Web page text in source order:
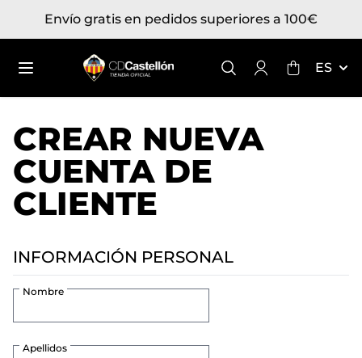
Envío gratis en pedidos superiores a 100€
Toggle
ES
CREAR NUEVA
CUENTA DE
CLIENTE
INFORMACIÓN PERSONAL
Nombre
Apellidos